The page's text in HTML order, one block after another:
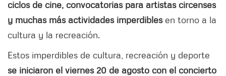
ciclos de cine, convocatorias para artistas circenses
y muchas más actividades imperdiblesen torno a la
cultura y la recreación.
Estos imperdibles de cultura, recreación y deporte
se iniciaron el viernes 20 de agosto con el concierto